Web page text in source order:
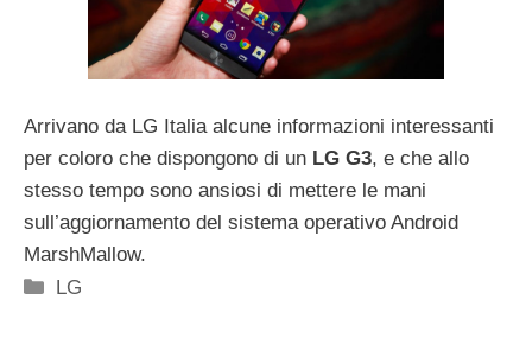
Arrivano da LG Italia alcune informazioni interessanti
per coloro che dispongono di un LG G3, e che allo
stesso tempo sono ansiosi di mettere le mani
sull’aggiornamento del sistema operativo Android
MarshMallow.
Categorie
LG